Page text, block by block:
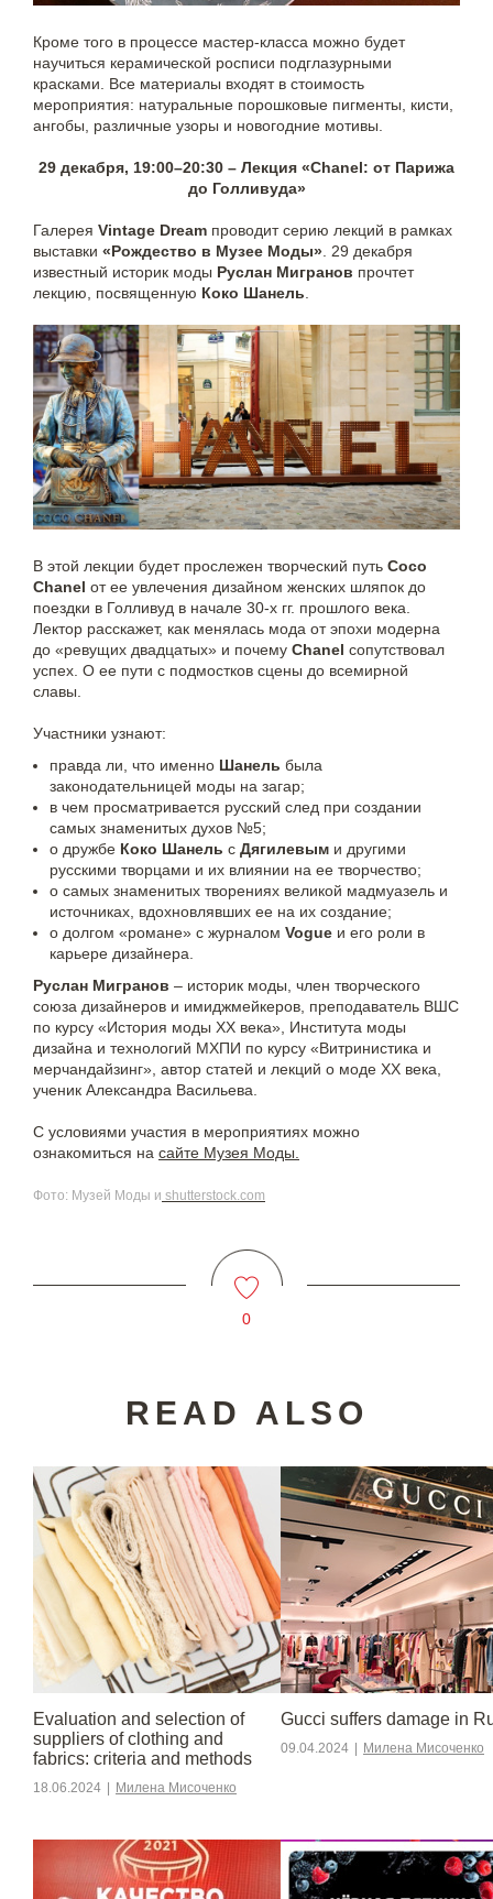
Кроме того в процессе мастер-класса можно будет
научиться керамической росписи подглазурными
красками. Все материалы входят в стоимость
мероприятия: натуральные порошковые пигменты, кисти,
ангобы, различные узоры и новогодние мотивы.
29 декабря, 19:00–20:30 – Лекция «Chanel: от Парижа
до Голливуда»
Галерея Vintage Dream проводит серию лекций в рамках
выставки «Рождество в Музее Моды». 29 декабря
известный историк моды Руслан Мигранов прочтет
лекцию, посвященную Коко Шанель.
В этой лекции будет прослежен творческий путь Coco
Chanel от ее увлечения дизайном женских шляпок до
поездки в Голливуд в начале 30-х гг. прошлого века.
Лектор расскажет, как менялась мода от эпохи модерна
до «ревущих двадцатых» и почему Chanel сопутствовал
успех. О ее пути с подмостков сцены до всемирной
славы.
Участники узнают:
правда ли, что именно Шанель была
законодательницей моды на загар;
в чем просматривается русский след при создании
самых знаменитых духов №5;
о дружбе Коко Шанель с Дягилевым и другими
русскими творцами и их влиянии на ее творчество;
о самых знаменитых творениях великой мадмуазель и
источниках, вдохновлявших ее на их создание;
о долгом «романе» с журналом Voguе и его роли в
карьере дизайнера.
Руслан Мигранов – историк моды, член творческого
союза дизайнеров и имиджмейкеров, преподаватель ВШС
по курсу «История моды XX века», Института моды
дизайна и технологий МХПИ по курсу «Витринистика и
мерчандайзинг», автор статей и лекций о моде XX века,
ученик Александра Васильева.
С условиями участия в мероприятиях можно
ознакомиться на сайте Музея Моды.
Фото: Музей Моды и shutterstock.com
0
READ ALSO
Evaluation and selection of
suppliers of clothing and
fabrics: criteria and methods
18.06.2024 | Милена Мисоченко
Gucci suffers damage in
09.04.2024 | Милена Мисоченко